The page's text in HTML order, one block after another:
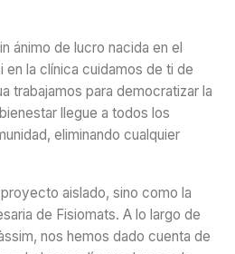
ánimo de lucro nacida en el
en la clínica cuidamos de ti de
trabajamos para democratizar la
llegue a todos los
eliminando cualquier
aislado, sino como la
de Fisiomats. A lo largo de
nos hemos dado cuenta de